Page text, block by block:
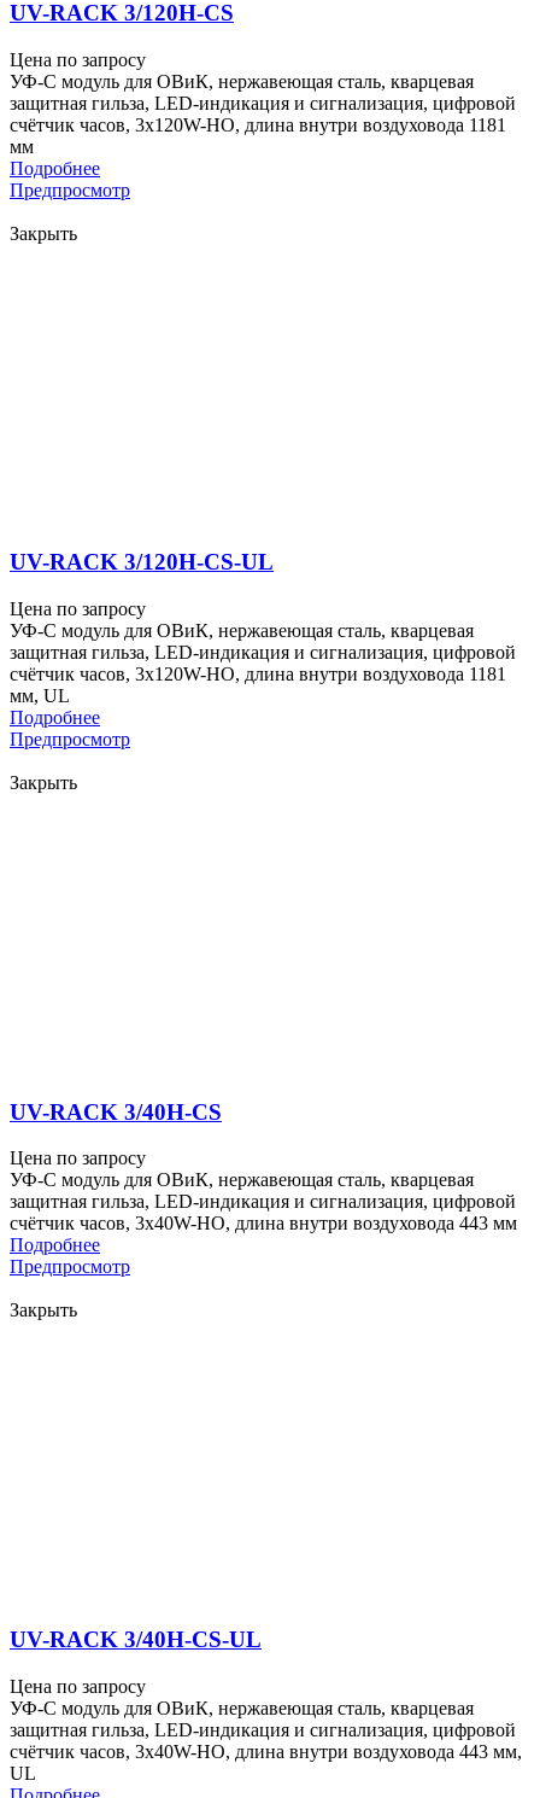
UV-RACK 3/120H-CS
Цена по запросу
УФ-С модуль для ОВиК, нержавеющая сталь, кварцевая
защитная гильза, LED-индикация и сигнализация, цифровой
счётчик часов, 3x120W-HO, длина внутри воздуховода 1181
мм
Подробнее
Предпросмотр
Закрыть
UV-RACK 3/120H-CS-UL
Цена по запросу
УФ-С модуль для ОВиК, нержавеющая сталь, кварцевая
защитная гильза, LED-индикация и сигнализация, цифровой
счётчик часов, 3x120W-HO, длина внутри воздуховода 1181
мм, UL
Подробнее
Предпросмотр
Закрыть
UV-RACK 3/40H-CS
Цена по запросу
УФ-С модуль для ОВиК, нержавеющая сталь, кварцевая
защитная гильза, LED-индикация и сигнализация, цифровой
счётчик часов, 3x40W-HO, длина внутри воздуховода 443 мм
Подробнее
Предпросмотр
Закрыть
UV-RACK 3/40H-CS-UL
Цена по запросу
УФ-С модуль для ОВиК, нержавеющая сталь, кварцевая
защитная гильза, LED-индикация и сигнализация, цифровой
счётчик часов, 3x40W-HO, длина внутри воздуховода 443 мм,
UL